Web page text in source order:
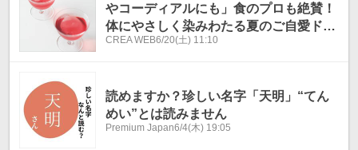
やコーディアルにも」食のプロも絶賛！
体にやさしく染みわたる夏のご自愛ドリ
ンク3選【夏ギフト】
CREA WEB6/20(土) 11:10
読めますか？珍しい名字「天明」“てん
めい”とは読みません
Premium Japan6/4(木) 19:05